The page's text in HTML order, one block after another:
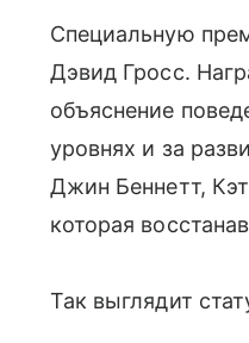
Специальную
Дэвид Гросс.
объяснение
уровнях и за
Джин Беннетт,
которая
Так выглядит